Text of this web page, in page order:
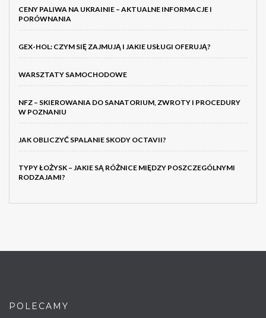
CENY PALIWA NA UKRAINIE – AKTUALNE INFORMACJE I
PORÓWNANIA
GEX-HOL: CZYM SIĘ ZAJMUJĄ I JAKIE USŁUGI OFERUJĄ?
WARSZTATY SAMOCHODOWE
NFZ – SKIEROWANIA DO SANATORIUM, ZWROTY I PROCEDURY
W POZNANIU
JAK OBLICZYĆ SPALANIE SKODY OCTAVII?
TYPY ŁOŻYSK – JAKIE SĄ RÓŻNICE MIĘDZY POSZCZEGÓLNYMI
RODZAJAMI?
POLECAMY